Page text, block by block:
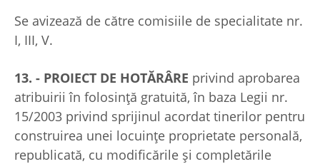
Se avizează de către comisiile de specialitate nr.
I, III, V.
13. - PROIECT DE HOTĂRÂRE privind aprobarea
atribuirii în folosinţă gratuită, în baza Legii nr.
15/2003 privind sprijinul acordat tinerilor pentru
construirea unei locuinţe proprietate personală,
republicată, cu modificările și completările